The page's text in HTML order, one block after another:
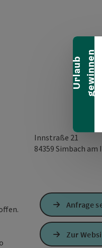
U
r
l
a
u
b
g
e
w
i
n
n
e n
Banner einklappen
Innstraße 21
84359 Simbach am
Anfrage
Zur